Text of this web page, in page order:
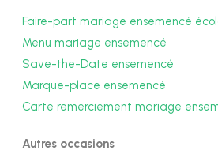
Faire-part mariage ensemencé
Menu mariage ensemencé
Save-the-Date ensemencé
Marque-place ensemencé
Carte remerciement mariage
Autres occasions